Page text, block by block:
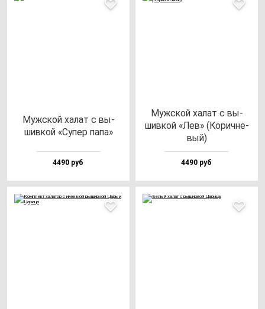
Муж­ской ха­лат с вы­
шив­кой «Супер па­па»
4490 руб
Муж­ской ха­лат с вы­
шив­кой «Лев» (Корич­не­
вый)
4490 руб